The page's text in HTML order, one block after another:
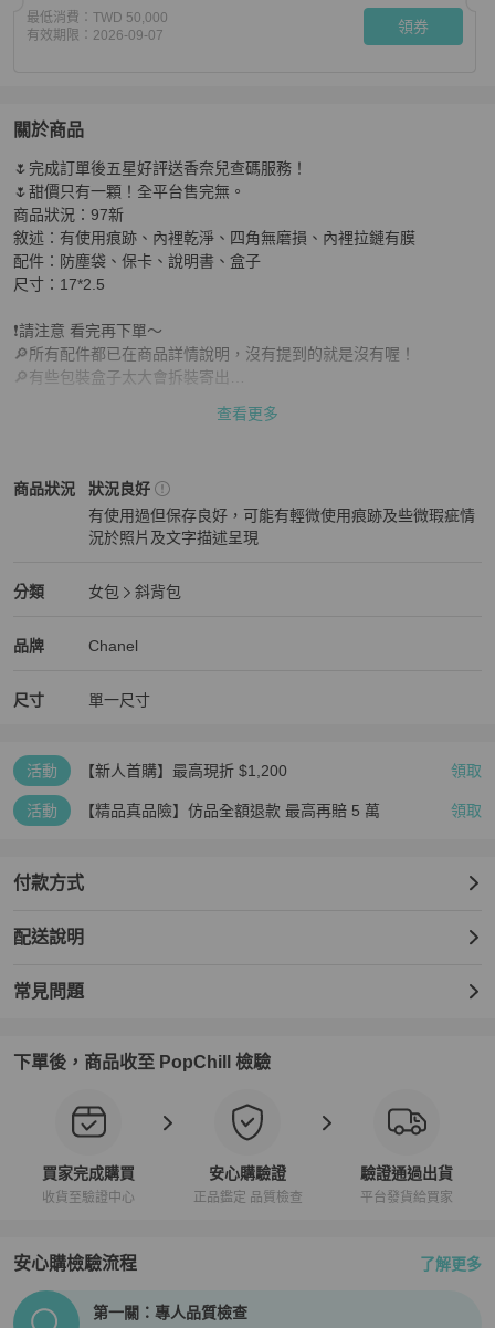
最低消費： TWD 50,000
有效期限： 2026-09-07 領券
關於商品
關於🌷香奈兒天菜！Chanel 香奈兒 CF 黑銀方胖子
🌷完成訂單後五星好評送香奈兒查碼服務！
🌷甜價只有一顆！全平台售完無。
商品狀況：97新
敘述：有使用痕跡、內裡乾淨、四角無磨損、內裡拉鏈有膜
配件：防塵袋、保卡、說明書、盒子
尺寸：17*2.5
❗️請注意 看完再下單～
🔎所有配件都已在商品詳情說明，沒有提到的就是沒有喔！
🔎有些包裝盒子太大會拆裝寄出
🔎本賣場二手商品售出不退換，沒有七天鑒賞
🔎出貨前會傳送出貨影片/照片，請以之為依據
🔎出貨前都會有專業詳細鑒定，出貨後平台會再次第三方鑒定
查看更多
商品狀況
Chanel女包商品狀態與細節
狀況良好
有使用過但保存良好，可能有輕微使用痕跡及些微瑕疵情
況於照片及文字描述呈現
分類
Chanel 女包分類資訊
女包
斜背包
品牌
Chanel 精品女包品牌介紹
Chanel
Chanel 推薦清單
尺寸 單一尺寸
活動 【新人首購】最高現折 $1,200 領取
活動 【精品真品險】仿品全額退款 最高再賠 5 萬 領取
付款方式
配送說明
常見問題
下單後，商品收至 PopChill 檢驗
買家完成購買
收貨至驗證中心
安心購驗證
正品鑑定 品質檢查
驗證通過出貨
平台發貨給買家
安心購檢驗流程 了解更多
PopChill拍拍圈正品驗證、安心購檢驗流程介紹
第一關：專人品質檢查